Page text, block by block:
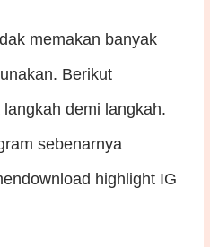
memakan banyak
Berikut
demi langkah.
sebenarnya
highlight IG